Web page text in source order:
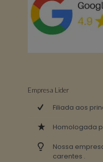
Empresa Lider
Filiada aos
Homologada
Nossa
carentes .